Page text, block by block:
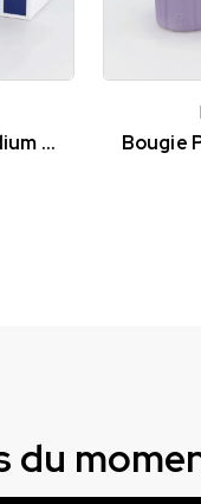
Bougie Podium Medium Bleu Cobalt SIMONE
du